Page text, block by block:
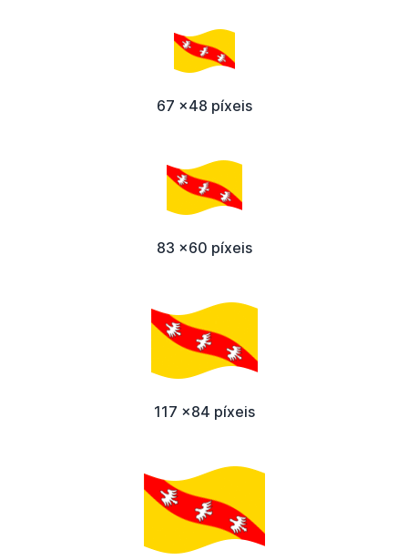
67 x48 píxeis
83 x60 píxeis
117 x84 píxeis